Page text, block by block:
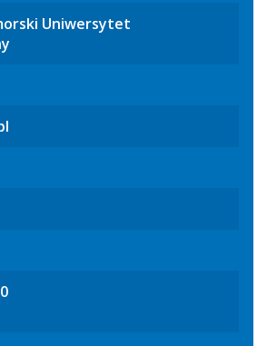
Uniwersytet